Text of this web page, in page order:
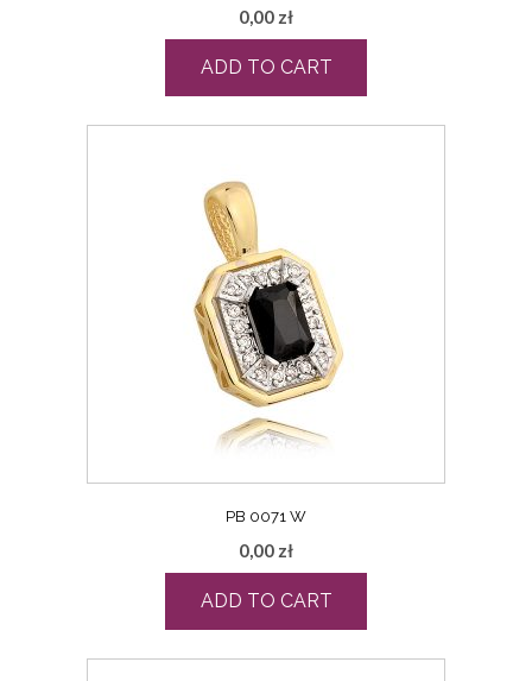
0,00 zł
ADD TO CART
PB 0071 W
0,00 zł
ADD TO CART